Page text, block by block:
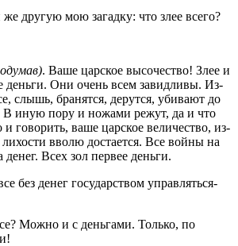
мою загадку: что злее всего?
. Ваше царское высочество! Злее и
деньги. Они очень всем завидливы. Из-
слышь, бранятся, дерутся, убивают до
В иную пору и ножами режут, да и что
и говорить, ваше царское величество, из-
вволю достается. Все войны на
денег. Всех зол первее деньги.
без денег государством управляться-
Можно и с деньгами. Только, по